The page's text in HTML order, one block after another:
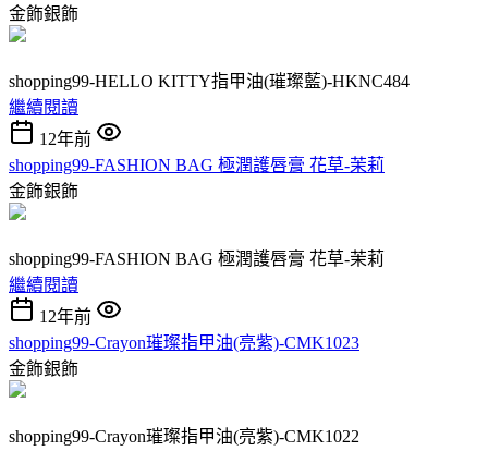
金飾銀飾
shopping99-HELLO KITTY指甲油(璀璨藍)-HKNC484
繼續閱讀
12年前
shopping99-FASHION BAG 極潤護唇膏 花草-茉莉
金飾銀飾
shopping99-FASHION BAG 極潤護唇膏 花草-茉莉
繼續閱讀
12年前
shopping99-Crayon璀璨指甲油(亮紫)-CMK1023
金飾銀飾
shopping99-Crayon璀璨指甲油(亮紫)-CMK1022